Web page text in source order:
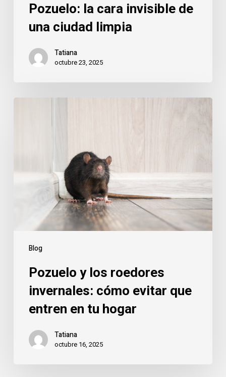
Pozuelo: la cara invisible de
una ciudad limpia
Tatiana
octubre 23, 2025
Blog
cómo
Pozuelo y los roedores
invernales: cómo evitar que
entren en tu hogar
Tatiana
octubre 16, 2025